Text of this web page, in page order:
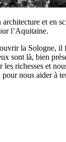
architecture et en
l’Aquitaine.
la Sologne, il
sont là, bien
les richesses et
nous aider à